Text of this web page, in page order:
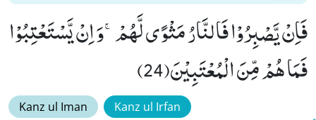
فَاِنْ یَّصْبِرُوْا فَالنَّارُ مَثْوًى لَّهُمْۚ-وَ اِنْ یَّسْتَعْتِبُوْا
فَمَا هُمْ مِّنَ الْمُعْتَبِیْنَ(24)
Kanz ul Iman Kanz ul Irfan